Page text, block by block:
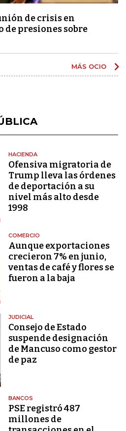
de crisis en
de presiones sobre
MÁS OCIO
HACIENDA
Ofensiva migratoria de
Trump lleva las órdenes
de deportación a su
nivel más alto desde
1998
COMERCIO
Aunque exportaciones
crecieron 7% en junio,
ventas de café y flores se
fueron a la baja
JUDICIAL
Consejo de Estado
suspende designación
de Mancuso como gestor
de paz
BANCOS
PSE registró 487
millones de